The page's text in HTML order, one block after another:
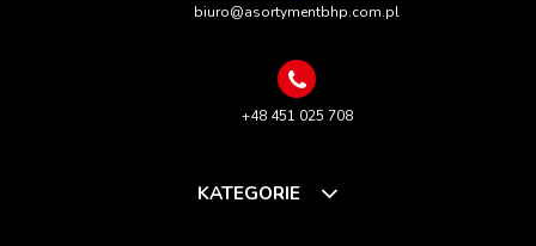
biuro@asortymentbhp.com.pl
+48 451 025 708
KATEGORIE